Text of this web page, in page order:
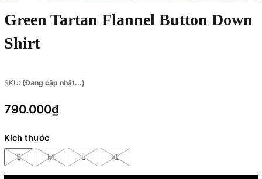
Green Tartan Flannel Button Down
Shirt
SKU: (Đang cập nhật...)
790.000₫
Kích thước
S M L XL